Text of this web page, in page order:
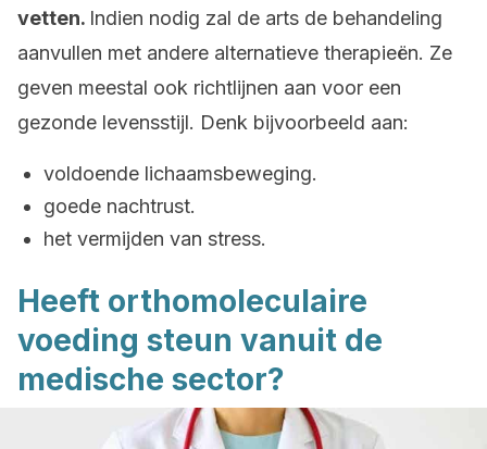
vetten. Indien nodig zal de arts de behandeling
aanvullen met andere alternatieve therapieën. Ze
geven meestal ook richtlijnen aan voor een
gezonde levensstijl. Denk bijvoorbeeld aan:
voldoende lichaamsbeweging.
goede nachtrust.
het vermijden van stress.
Heeft orthomoleculaire
voeding steun vanuit de
medische sector?